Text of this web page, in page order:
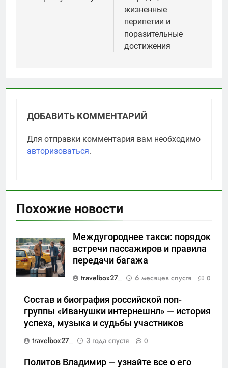
жизненные
перипетии и
поразительные
достижения
ДОБАВИТЬ КОММЕНТАРИЙ
Для отправки комментария вам необходимо
авторизоваться.
Похожие новости
Междугороднее такси: порядок
встречи пассажиров и правила
передачи багажа
travelbox27_
6 месяцев спустя 0
Состав и биография российской поп-
группы «Иванушки интернешнл» — история
успеха, музыка и судьбы участников
travelbox27_
3 года спустя 0
Политов Владимир — узнайте все о его